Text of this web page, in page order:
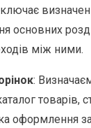
основних
між ними.
:
товарів,
оформлення